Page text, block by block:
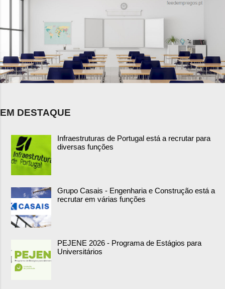
EM DESTAQUE
Infraestruturas de Portugal está a recrutar para
diversas funções
Grupo Casais - Engenharia e Construção está a
recrutar em várias funções
PEJENE 2026 - Programa de Estágios para
Universitários